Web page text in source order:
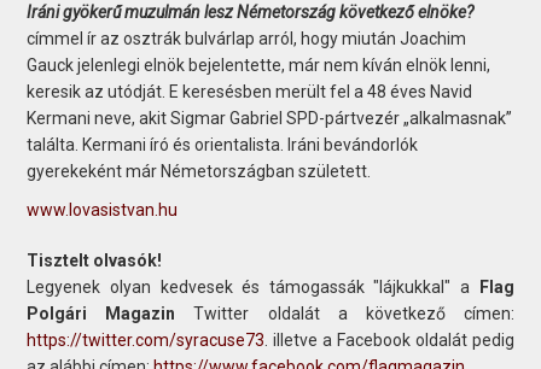
Iráni gyökerű muzulmán lesz Németország következő elnöke?
címmel ír az osztrák bulvárlap arról, hogy miután Joachim
Gauck jelenlegi elnök bejelentette, már nem kíván elnök lenni,
keresik az utódját. E keresésben merült fel a 48 éves Navid
Kermani neve, akit Sigmar Gabriel SPD-pártvezér „alkalmasnak”
találta. Kermani író és orientalista. Iráni bevándorlók
gyerekeként már Németországban született.
www.lovasistvan.hu
Tisztelt olvasók!
Legyenek olyan kedvesek és támogassák "lájkukkal" a
Flag
Polgári Magazin Twitter oldalát a következő címen:
https://twitter.com/syracuse73 . illetve a Facebook oldalát pedig